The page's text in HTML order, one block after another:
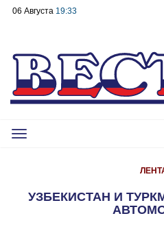
06 Августа 19:33
Toggle
УЗБЕКИСТАН И